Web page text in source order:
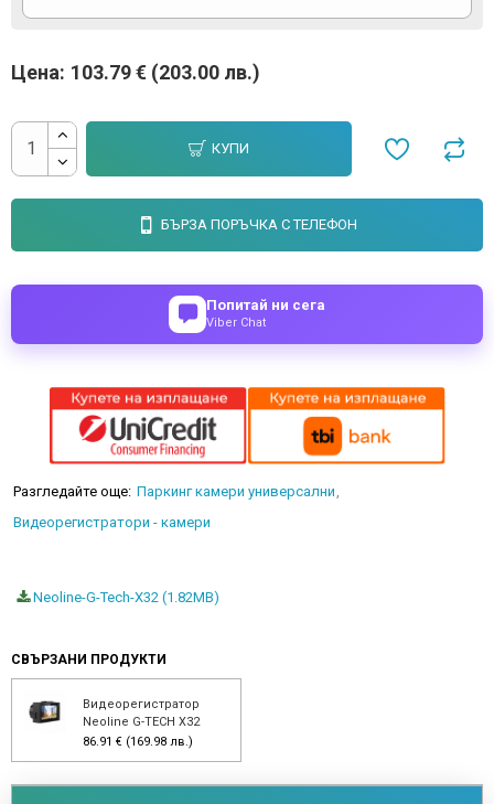
Цена: 103.79 € (203.00 лв.)
КУПИ
БЪРЗА ПОРЪЧКА С ТЕЛЕФОН
Попитай ни сега
Viber Chat
Разгледайте още: Паркинг камери универсални
Видеорегистратори - камери
Neoline-G-Tech-X32 (1.82MB)
СВЪРЗАНИ ПРОДУКТИ
Видеорегистратор
Neoline G-TECH X32
86.91 € (169.98 лв.)